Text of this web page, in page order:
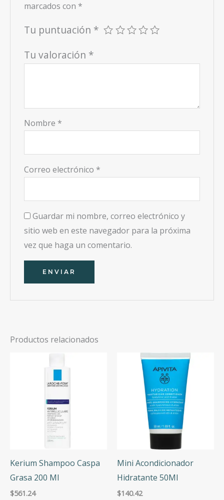
marcados con *
Tu puntuación *
Tu valoración *
Nombre *
Correo electrónico *
Guardar mi nombre, correo electrónico y
sitio web en este navegador para la próxima
vez que haga un comentario.
Productos relacionados
Kerium Shampoo Caspa
Grasa 200 Ml
$561.24
Mini Acondicionador
Hidratante 50Ml
$140.42